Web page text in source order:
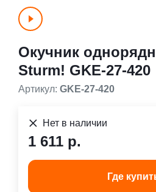
Окучник
Sturm! GKE-27-420
Артикул: GKE-27-420
Нет в наличии
1 611 р.
Где